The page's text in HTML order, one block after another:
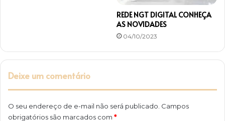
REDE NGT DIGITAL CONHEÇA
AS NOVIDADES
04/10/2023
Deixe um comentário
O seu endereço de e-mail não será publicado. Campos
obrigatórios são marcados com *